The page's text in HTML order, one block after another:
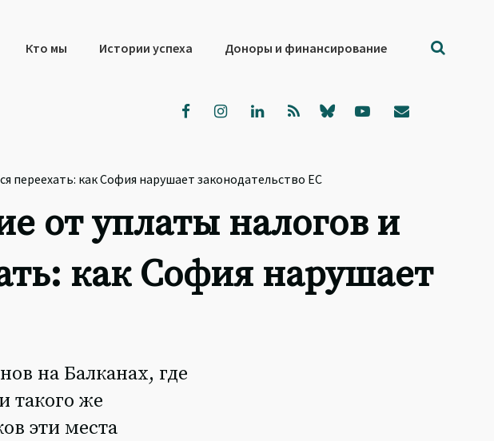
Кто мы Истории успеха Доноры и финансирование
переехать: как София нарушает законодательство ЕС
от уплаты налогов и
как София нарушает
на Балканах, где
такого же
эти места